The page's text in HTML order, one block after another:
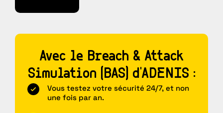
Avec le Breach & Attack
Simulation (BAS) d'ADENIS :
Vous testez votre sécurité 24/7, et non
une fois par an.